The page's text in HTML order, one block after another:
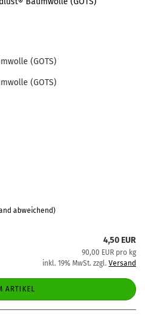
(GOTS)
(GOTS)
abweichend)
4,50 EUR
90,00 EUR pro kg
inkl. 19% MwSt. zzgl. Versand
ARTIKEL